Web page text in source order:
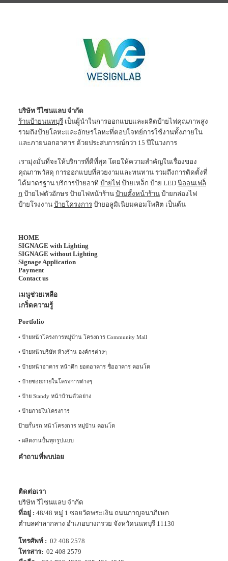
บริษัท วีไซนแลบ จำกัด
ร้านป้ายนนทบุรีเป็นผู้นำในการออกแบบและผลิตป้ายไฟคุณภาพสูง
รวมถึงป้ายโลหะและอักษรโลหะที่ตอบโจทย์การใช้งานทั้งภายใน
และภายนอกอาคาร ด้วยประสบการณ์กว่า 15 ปีในวงการ
เรามุ่งมั่นที่จะให้บริการที่ดีที่สุด โดยให้ความสำคัญในเรื่องของ
คุณภาพวัสดุ การออกแบบที่สวยงามและทนทาน รวมถึงการติดตั้งที่
ได้มาตรฐาน บริการป้ายอาทิ ป้ายไฟ ป้ายเหล็ก ป้าย LED นีออนเฟล็
ก ป้ายไฟตัวอักษร ป้ายไฟหน้าร้าน ป้ายตั้งหน้าร้านป้ายกล่องไฟ
ป้ายโรงงาน ป้ายโครงการป้ายอลูมิเนียมคอมโพสิต เป็นต้น
HOME
SIGNAGE with Lighting
SIGNAGE without Lighting
Signage Application
Payment
Contact us
เมนูช่วยเหลือ
เกร็ดความรู้
Portfolio
• ป้ายหน้าโครงการหมู่บ้าน โครงการ Community Mall
• ป้ายหน้าบริษัท ห้างร้าน องค์กรต่างๆ
• ป้ายหน้าอาคาร หน้าตึก ยอดอาคาร ชื่ออาคาร คอนโด
• ป้ายซอยภายในโครงการต่างๆ
• ป้าย Standy หน้าบ้านตัวอย่าง
• ป้ายภายในโครงการ
ป้ายกั้นรถ หน้าโครงการ หมู่บ้าน คอนโด
• ผลิตงานปั้นทุกรูปแบบ
คำถามที่พบบ่อย
ติดต่อเรา
บริษัท วีไซนแลบ จำกัด
ที่อยู่ : 48/48 หมู่ 1 ซอยวัดพระเงิน ถนนกาญจนาภิเษก
ตำบลศาลากลาง อำเภอบางกรวย จังหวัดนนทบุรี 11130
โทรศัพท์ : 02 408 2578
โทรสาร: 02 408 2579